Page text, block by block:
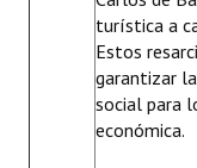
turística a
Estos
garantizar
social para
económica.